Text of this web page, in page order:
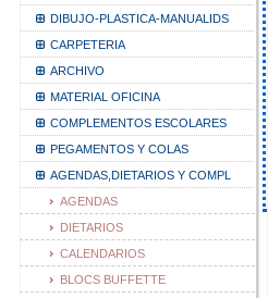
DIBUJO-PLASTICA-MANUALIDS
CARPETERIA
ARCHIVO
MATERIAL OFICINA
COMPLEMENTOS ESCOLARES
PEGAMENTOS Y COLAS
AGENDAS,DIETARIOS Y COMPL
AGENDAS
DIETARIOS
CALENDARIOS
BLOCS BUFFETTE